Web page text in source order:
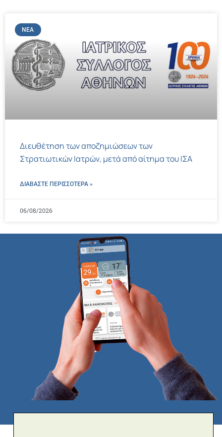
ΝΈΑ
Διευθέτηση των αποζημιώσεων των
Στρατιωτικών Ιατρών, μετά από αίτημα του ΙΣΑ
ΔΙΑΒΑΣΤΕ ΠΕΡΙΣΣΌΤΕΡΑ »
06/08/2026